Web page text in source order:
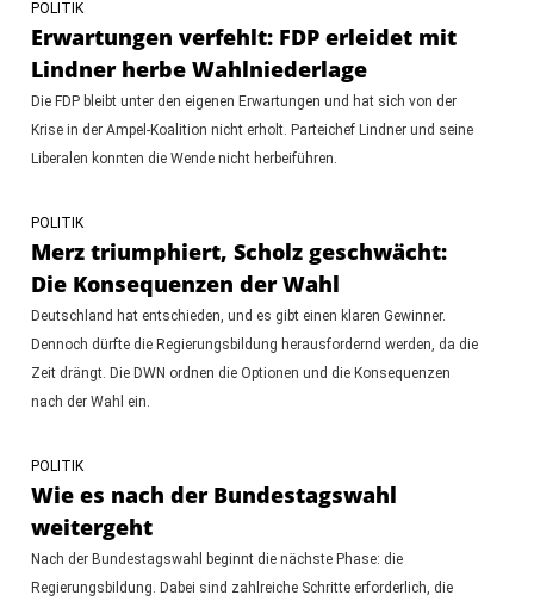
POLITIK
Erwartungen verfehlt: FDP erleidet mit
Lindner herbe Wahlniederlage
Die FDP bleibt unter den eigenen Erwartungen und hat sich von der
Krise in der Ampel-Koalition nicht erholt. Parteichef Lindner und seine
Liberalen konnten die Wende nicht herbeiführen.
POLITIK
Merz triumphiert, Scholz geschwächt:
Die Konsequenzen der Wahl
Deutschland hat entschieden, und es gibt einen klaren Gewinner.
Dennoch dürfte die Regierungsbildung herausfordernd werden, da die
Zeit drängt. Die DWN ordnen die Optionen und die Konsequenzen
nach der Wahl ein.
POLITIK
Wie es nach der Bundestagswahl
weitergeht
Nach der Bundestagswahl beginnt die nächste Phase: die
Regierungsbildung. Dabei sind zahlreiche Schritte erforderlich, die